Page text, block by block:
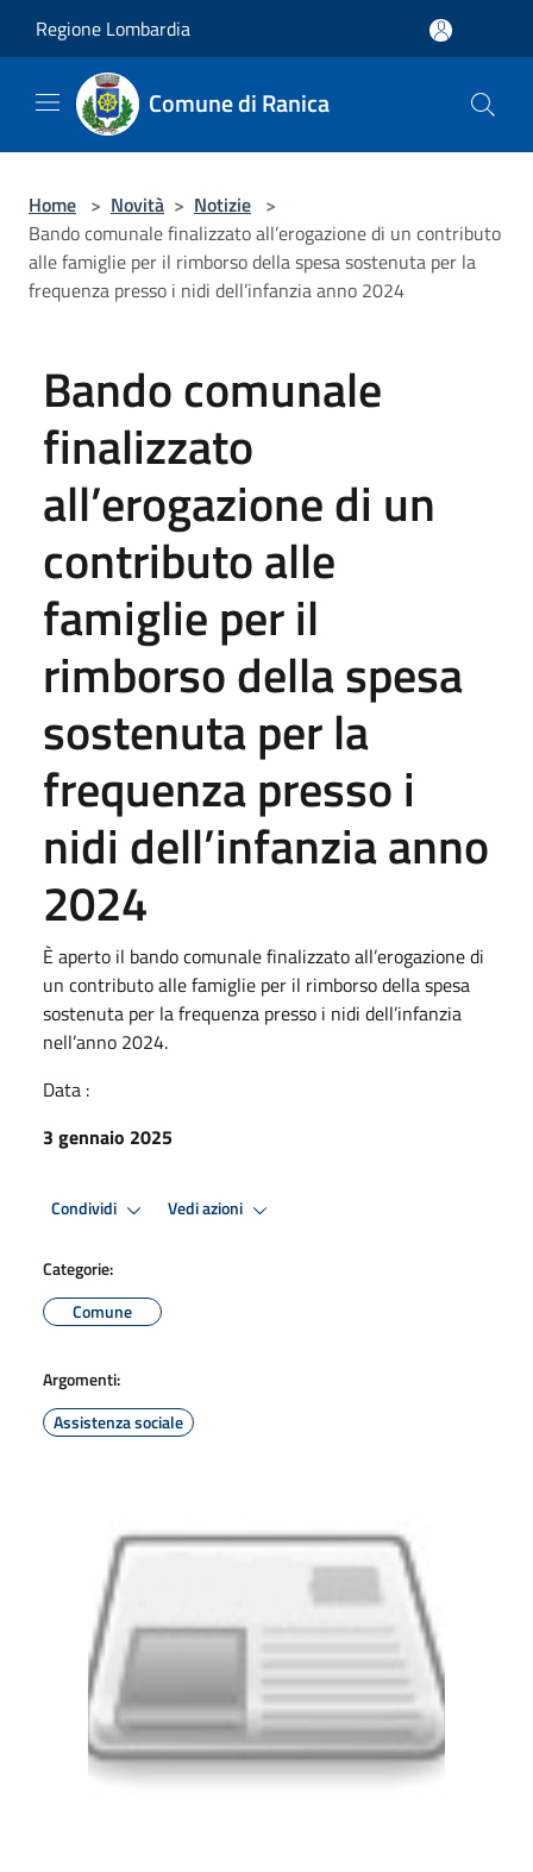
Regione Lombardia
Comune di Ranica
Home > Novità > Notizie >
Bando comunale finalizzato all’erogazione di un contributo
alle famiglie per il rimborso della spesa sostenuta per la
frequenza presso i nidi dell’infanzia anno 2024
Bando comunale
finalizzato
all’erogazione di un
contributo alle
famiglie per il
rimborso della spesa
sostenuta per la
frequenza presso i
nidi dell’infanzia anno
2024
È aperto il bando comunale finalizzato all’erogazione di
un contributo alle famiglie per il rimborso della spesa
sostenuta per la frequenza presso i nidi dell’infanzia
nell’anno 2024.
Data :
3 gennaio 2025
Condividi Vedi azioni
Categorie:
Comune
Argomenti:
Assistenza sociale